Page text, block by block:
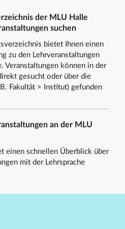
der MLU Halle
suchen
bietet Ihnen einen
zu den Lehrveranstaltungen
Veranstaltungen können in der
gesucht oder über die
Fakultät > Institut) gefunden
an der MLU
einen schnellen Überblick über
mit der Lehrsprache